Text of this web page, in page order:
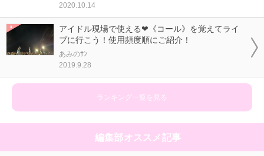
2020.10.14
アイドル現場で使える❤《コール》を覚えてライ
ブに行こう！使用頻度順にご紹介！
あみのｻﾝ
2019.9.28
ランキング一覧を見る
編集部オススメ記事